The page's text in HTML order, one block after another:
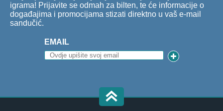
igrama! Prijavite se odmah za bilten, te će informacije o
događajima i promocijama stizati direktno u vaš e-mail
sandučić.
EMAIL